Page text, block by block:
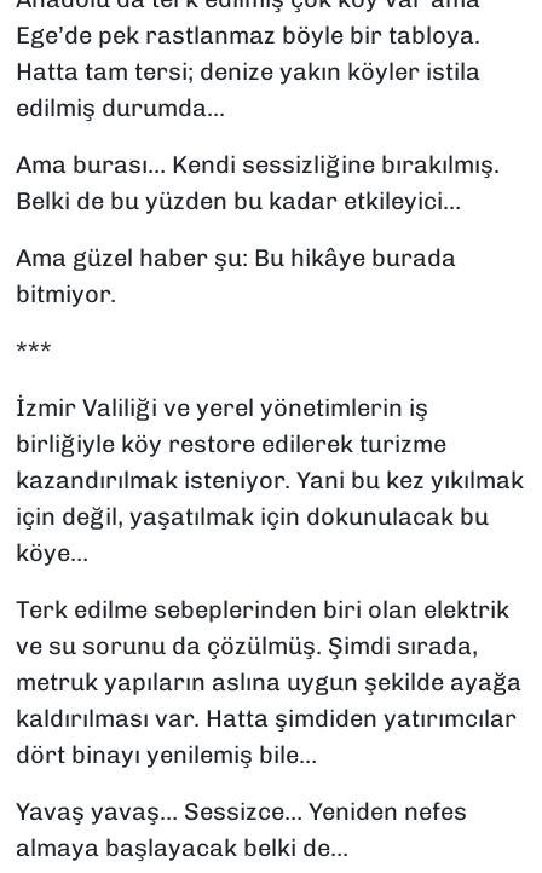
Ege’de pek rastlanmaz böyle bir tabloya.
Hatta tam tersi; denize yakın köyler istila
edilmiş durumda...
Ama burası… Kendi sessizliğine bırakılmış.
Belki de bu yüzden bu kadar etkileyici…
Ama güzel haber şu: Bu hikâye burada
bitmiyor.
***
İzmir Valiliği ve yerel yönetimlerin iş
birliğiyle köy restore edilerek turizme
kazandırılmak isteniyor. Yani bu kez yıkılmak
için değil, yaşatılmak için dokunulacak bu
köye…
Terk edilme sebeplerinden biri olan elektrik
ve su sorunu da çözülmüş. Şimdi sırada,
metruk yapıların aslına uygun şekilde ayağa
kaldırılması var. Hatta şimdiden yatırımcılar
dört binayı yenilemiş bile…
Yavaş yavaş… Sessizce… Yeniden nefes
almaya başlayacak belki de…